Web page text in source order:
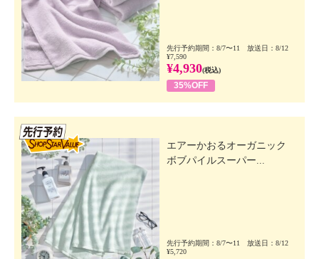
先行予約期間：8/7〜11 放送日：8/12
¥7,590
¥4,930(税込)
35%OFF
エアーかおるオーガニック
ボブパイルスーパー...
先行予約期間：8/7〜11 放送日：8/12
¥5,720